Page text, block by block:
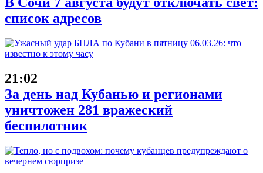
список адресов
21:02
За день над Кубанью и регионами
уничтожен 281 вражеский
беспилотник